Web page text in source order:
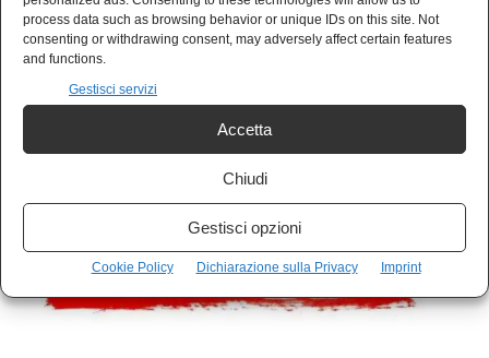
process data such as browsing behavior or unique IDs on this site. Not
consenting or withdrawing consent, may adversely affect certain features
and functions.
Gestisci servizi
Accetta
Chiudi
Gestisci opzioni
Cookie Policy Dichiarazione sulla Privacy Imprint
Stone e Brian Wilson), ai trumpisti nostrani
consiglierei la visione di una pellicola del
repubblicano Clint Eastwood. È
Lì c’è tutto ciò che serve per vaccinarsi contro
del Trump di questi giorni.